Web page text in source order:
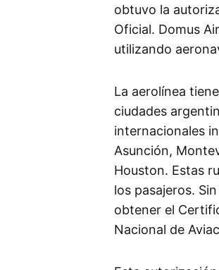
obtuvo la
Oficial. Domus
utilizando
La aerolínea
ciudades
internacionales
Asunción,
Houston. Estas
los pasajeros.
obtener el
Nacional de